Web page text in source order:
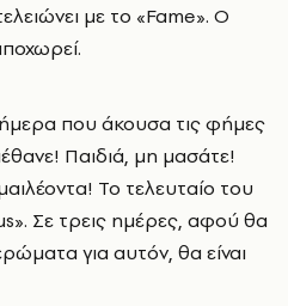
με το «Fame». Ο
που άκουσα τις φήμες
Παιδιά, μη μασάτε!
Το τελευταίο του
Σε τρεις ημέρες, αφού θα
για αυτόν, θα είναι